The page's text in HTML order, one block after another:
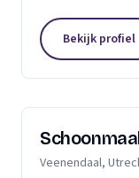
Kantoor panden
parkeren
Bekijk profiel
Veenendaal,